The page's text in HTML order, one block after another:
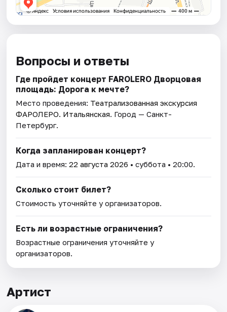
Вопросы и ответы
Где пройдет концерт FAROLERO Дворцовая
площадь: Дорога к мечте?
Место проведения: Театрализованная экскурсия
ФАРОЛЕРО. Итальянская. Город — Санкт-
Петербург.
Когда запланирован концерт?
Дата и время:22 августа 2026 • суббота • 20:00.
Сколько стоит билет?
Стоимость уточняйте у организаторов.
Есть ли возрастные ограничения?
Возрастные ограничения уточняйте у
организаторов.
Артист